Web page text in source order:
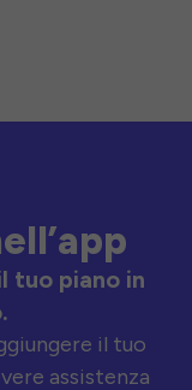
tuo piano in
il tuo
assistenza